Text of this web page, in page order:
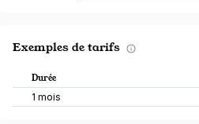
Exemples de tarifs
Durée
1 mois